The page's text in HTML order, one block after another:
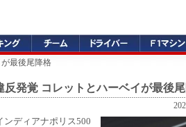
最後尾降格
反発覚 コレットとハーベイが最後
ンディアナポリス500